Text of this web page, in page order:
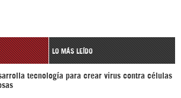
LO MÁS LEÍDO
tecnología para crear virus contra células